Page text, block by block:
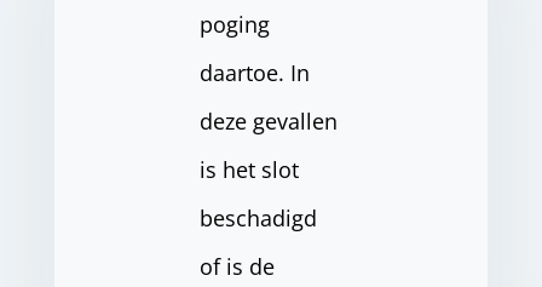
poging
daartoe. In
deze gevallen
is het slot
beschadigd
of is de